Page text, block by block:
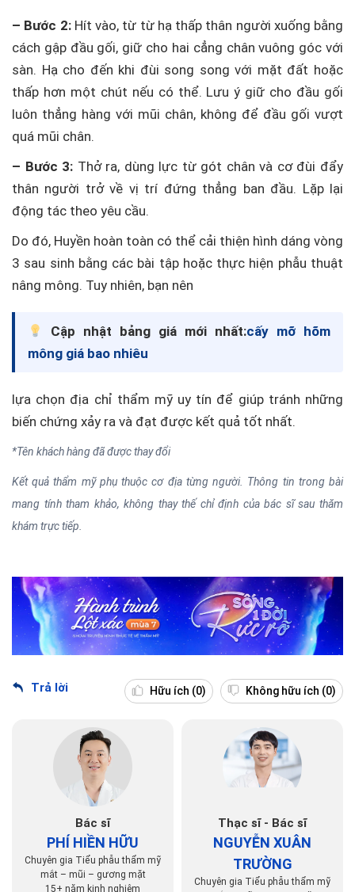
– Bước 2:Hít vào, từ từ hạ thấp thân người xuống bằng
cách gập đầu gối, giữ cho hai cẳng chân vuông góc với
sàn. Hạ cho đến khi đùi song song với mặt đất hoặc
thấp hơn một chút nếu có thể. Lưu ý giữ cho đầu gối
luôn thẳng hàng với mũi chân, không để đầu gối vượt
quá mũi chân.
– Bước 3: Thở ra, dùng lực từ gót chân và cơ đùi đẩy
thân người trở về vị trí đứng thẳng ban đầu. Lặp lại
động tác theo yêu cầu.
Do đó, Huyền hoàn toàn có thể cải thiện hình dáng vòng
3 sau sinh bằng các bài tập hoặc thực hiện phẫu thuật
nâng mông. Tuy nhiên, bạn nên
Cập nhật bảng giá mới nhất:cấy mỡ hõm
mông giá bao nhiêu
lựa chọn địa chỉ thẩm mỹ uy tín để giúp tránh những
biến chứng xảy ra và đạt được kết quả tốt nhất.
*Tên khách hàng đã được thay đổi
Kết quả thẩm mỹ phụ thuộc cơ địa từng người. Thông tin trong bài
mang tính tham khảo, không thay thế chỉ định của bác sĩ sau thăm
khám trực tiếp.
Trả lời Hữu ích (0) Không hữu ích (0)
Bác sĩ
PHÍ HIỀN HỮU
Chuyên gia Tiểu phẫu thẩm mỹ
mắt – mũi – gương mặt
15+ năm kinh nghiệm
Thạc sĩ - Bác sĩ
NGUYỄN XUÂN
TRƯỜNG
Chuyên gia Tiểu phẫu thẩm mỹ